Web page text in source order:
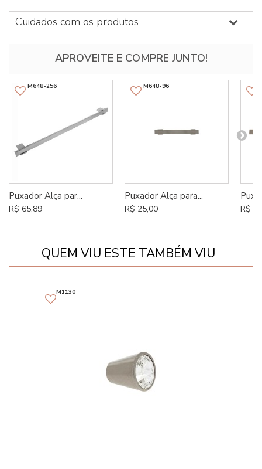
Cuidados com os produtos
APROVEITE E COMPRE JUNTO!
M648-256
Puxador Alça par...
R$ 65,89
M648-96
Puxador Alça para...
R$ 25,00 R$
QUEM VIU ESTE TAMBÉM VIU
M1130